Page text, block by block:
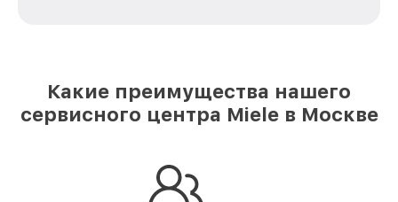
Какие преимущества нашего
сервисного центра Miele в Москве